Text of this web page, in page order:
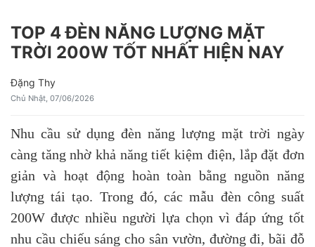
TOP 4 ĐÈN NĂNG LƯỢNG MẶT
TRỜI 200W TỐT NHẤT HIỆN NAY
Đặng Thy
Chủ Nhật, 07/06/2026
Nhu cầu sử dụng đèn năng lượng mặt trời ngày
càng tăng nhờ khả năng tiết kiệm điện, lắp đặt đơn
giản và hoạt động hoàn toàn bằng nguồn năng
lượng tái tạo. Trong đó, các mẫu đèn công suất
200W được nhiều người lựa chọn vì đáp ứng tốt
nhu cầu chiếu sáng cho sân vườn, đường đi, bãi đỗ